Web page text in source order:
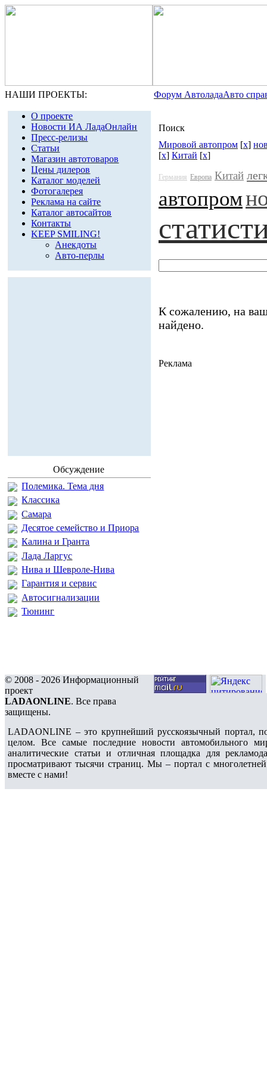
НАШИ ПРОЕКТЫ: Форум АвтоладаАвто
О проекте
Новости ИА ЛадаОнлайн
Пресс-релизы
Статьи
Магазин автотоваров
Цены дилеров
Каталог моделей
Фотогалерея
Реклама на сайте
Каталог автосайтов
Контакты
KEEP SMILING!
Анекдоты
Авто-перлы
Обсуждение
Полемика. Тема дня
Классика
Самара
Десятое семейство и Приора
Калина и Гранта
Лада Ларгус
Нива и Шевроле-Нива
Гарантия и сервис
Автосигнализации
Тюнинг
Поиск
Мировой автопром [x]
[x] Китай [x]
Германия Европа Китай
автопром
К сожалению, на
найдено.
Реклама
© 2008 - 2026 Информационный
проект
LADAONLINE. Все права
защищены.
LADAONLINE – это крупнейший русскоязычный портал,
целом. Все самые последние новости автомобильного
аналитические статьи и отличная площадка для
просматривают тысячи страниц. Мы – портал с
вместе с нами!